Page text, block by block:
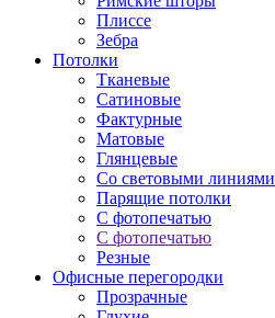
Плиссе
Зебра
Потолки
Тканевые
Сатиновые
Фактурные
Матовые
Глянцевые
Со световыми линиями
Парящие потолки
С фотопечатью
С фотопечатью
Резные
Офисные перегородки
Прозрачные